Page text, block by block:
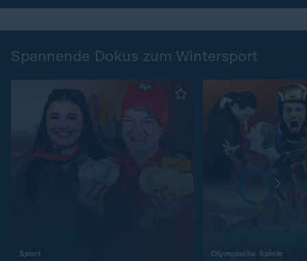
Spannende Dokus zum Wintersport
Sport Olympische Spiele